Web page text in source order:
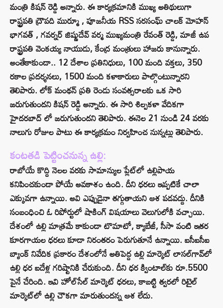
మంత్రి కిషన్ రెడ్డి అన్నారు. ఈ కార్యక్రమానికి ముఖ్య అతిథులుగా
రాష్ట్రపతి ద్రౌపది ముర్మూ , పూజనీయ RSS సరసంఘ్ చాలక్ మోహన్
భాగవత్ , గవర్నర్ జిష్ణుదేవ్ వర్మ ముఖ్యమంత్రి రేవంత్ రెడ్డి, మాజీ ఉప
రాష్ట్రపతి వెంకయ్య నాయుడు, కేంద్ర మంత్రులు హాజరు కానున్నారు.
అంతేకాకుండా.. 12 దేశాల ప్రతినిధులు, 100 మంది వక్తలు, 350
రకాల ప్రదర్శనలు, 1500 మంది కళాకారులు పాల్గొంటున్నారని
తెలిపారు. లోక్ మంథన్ ప్రతి రెండు సంవత్సరాలకు ఒక సారి
జరుగుతుందని కిషన్ రెడ్డి అన్నారు. ఈ సారి శిల్పకళా వేదికగా
హైదరబాద్ లో జరుగుతుందని తెలిపారు. ఈనెల 21 నుండి 24 వరకు
నాలుగు రోజుల పాటు ఈ కార్యక్రమం నిర్వహించ నున్నట్లు తెలిపారు.
కంటతడి పెట్టించనున్న ఉల్లి:
రాబోయే కొద్ది నెలల వరకు సామాన్యుల ప్లేట్‌లో ఉల్లిపాయ
కనిపించకుండా పోయే అవకాశం ఉంది. దీని ధరలు ఇప్పటికే చాలా
ఎక్కువగా ఉన్నాయి. అవి ఎప్పుడైనా తగ్గుతాయని ఆశ పడవద్దు. దీనికి
సంబంధించి ఓ రిపోర్టులో షాకింగ్ విషయాలు వెలుగులోకి వచ్చాయి.
దేశంలో ఉల్లి మాత్రమే కాకుండా టొమాటో, క్యాబేజీ, సీసా వంటి ఇతర
కూరగాయల ధరలు కూడా నిరంతరం పెరుగుతూనే ఉన్నాయి. ఐసీఐసీఐ
బ్యాంక్ నివేదిక ప్రకారం దేశంలోనే అతిపెద్ద ఉల్లి మార్కెట్ లాసల్‌గావ్‌లో
ఉల్లి ధర ఐదేళ్ల గరిష్టానికి చేరుకుంది. దీని ధర క్వింటాల్‌కు రూ.5500
పైనే చేరింది. ఇవి హోల్‌సేల్ మార్కెట్ ధరలు, కాబట్టి త్వరలో రిటైల్
మార్కెట్‌లో ఉల్లి చౌకగా మారుతుందన్న ఆశ లేదు.